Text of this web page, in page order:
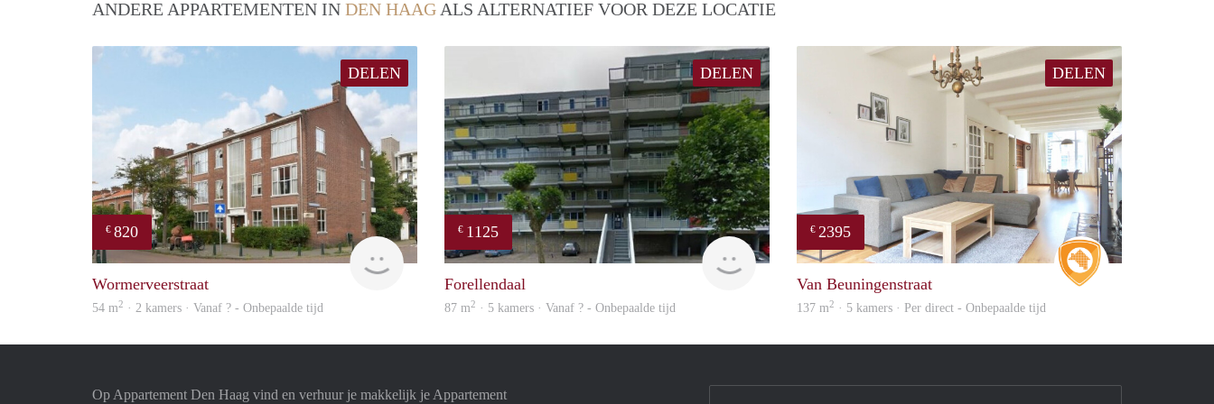
ANDERE APPARTEMENTEN IN DEN HAAG ALS ALTERNATIEF VOOR DEZE LOCATIE
DELEN
€ 820
finder
Wormerveerstraat
54 m2 · 2 kamers · Vanaf ? - Onbepaalde tijd
DELEN
€ 1125
Woning
Forellendaal
87 m2 · 5 kamers · Vanaf ? - Onbepaalde tijd
DELEN
€ 2395
Real Estate
Van Beuningenstraat
137 m2 · 5 kamers · Per direct - Onbepaalde tijd
Op Appartement Den Haag vind en verhuur je makkelijk je Appartement